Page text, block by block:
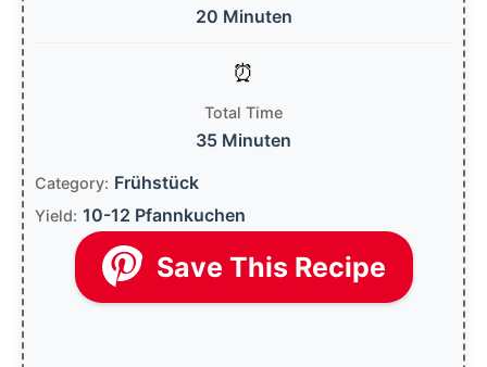
20 Minuten
Total Time
35 Minuten
Category: Frühstück
Yield: 10-12 Pfannkuchen
Save This Recipe